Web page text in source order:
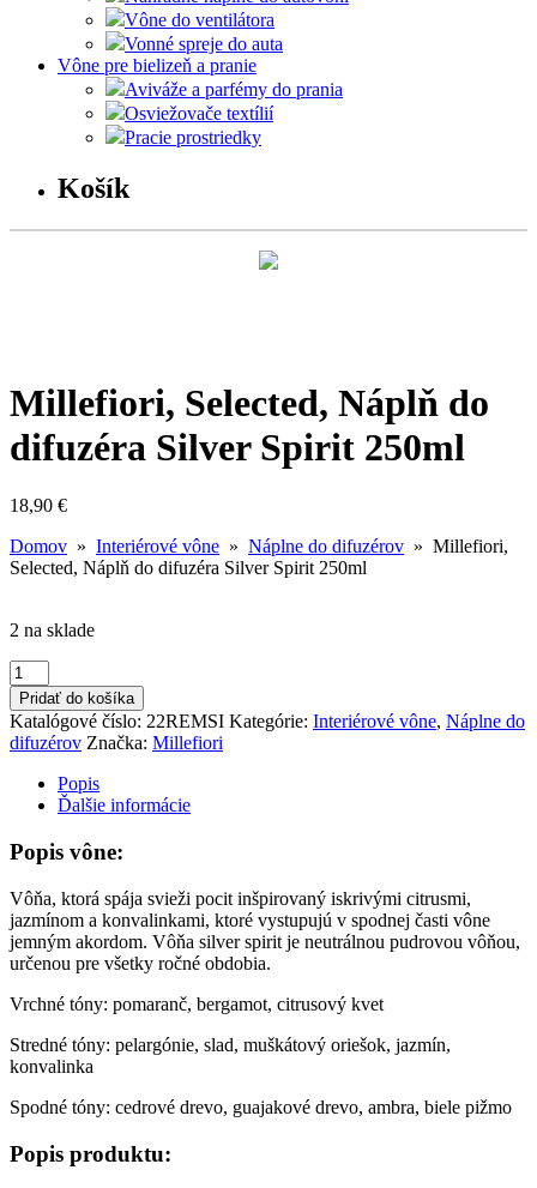
Vône do ventilátora
Vonné spreje do auta
Vône pre bielizeň a pranie
Aviváže a parfémy do prania
Osviežovače textílií
Pracie prostriedky
Košík
Millefiori, Selected, Náplň do
difuzéra Silver Spirit 250ml
18,90 €
Domov » Interiérové vône » Náplne do difuzérov » Millefiori,
Selected, Náplň do difuzéra Silver Spirit 250ml
2 na sklade
množstvo
Millefiori,
Selected,
Náplň
do
difuzéra
Silver
250ml
Pridať do košíka
Katalógové číslo: 22REMSI Kategórie: Interiérové vône, Náplne do
difuzérov Značka: Millefiori
Popis
Ďalšie informácie
Popis vône:
Vôňa, ktorá spája svieži pocit inšpirovaný iskrivými citrusmi,
jazmínom a konvalinkami, ktoré vystupujú v spodnej časti vône
jemným akordom. Vôňa silver spirit je neutrálnou pudrovou vôňou,
určenou pre všetky ročné obdobia.
Vrchné tóny: pomaranč, bergamot, citrusový kvet
Stredné tóny: pelargónie, slad, muškátový oriešok, jazmín,
konvalinka
Spodné tóny: cedrové drevo, guajakové drevo, ambra, biele pižmo
Popis produktu: